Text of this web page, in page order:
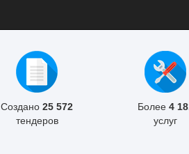
Создано 25 572
тендеров
Более 4
услуг